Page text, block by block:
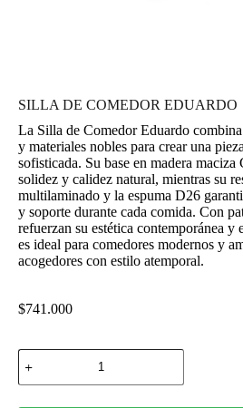
SILLA DE COMEDOR EDUARDO
La Silla de Comedor Eduardo combina
y materiales nobles para crear una
sofisticada. Su base en madera maciza
solidez y calidez natural, mientras su
multilaminado y la espuma D26
y soporte durante cada comida. Con
refuerzan su estética contemporánea y
es ideal para comedores modernos y
acogedores con estilo atemporal.
$741.000
SILLA
DE
COMEDOR